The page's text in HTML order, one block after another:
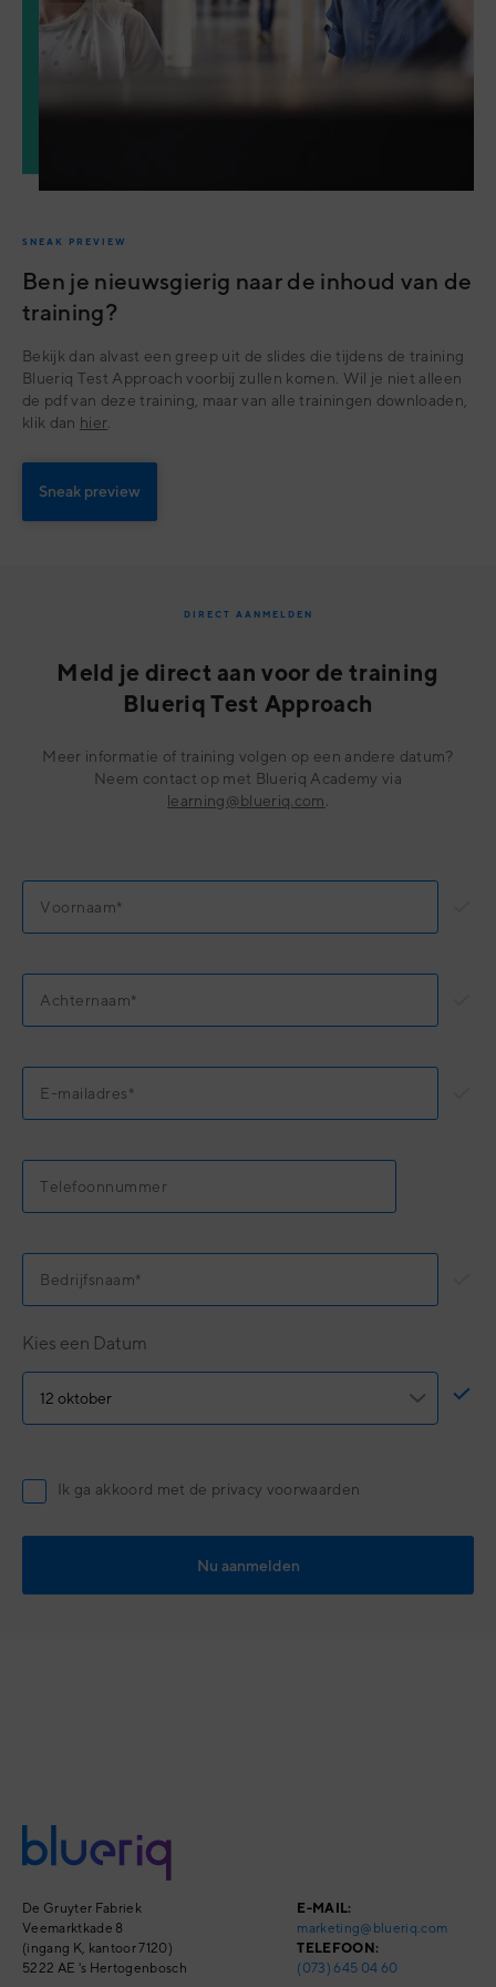
SNEAK PREVIEW
Ben je nieuwsgierig naar de inhoud van de
training?
Bekijk dan alvast een greep uit de slides die tijdens de training
Blueriq Test Approach voorbij zullen komen. Wil je niet alleen
de pdf van deze training, maar van alle trainingen downloaden,
klik dan hier
Sneak preview
DIRECT AANMELDEN
Meld je direct aan voor de training
Blueriq Test Approach
Meer informatie of training volgen op een andere datum?
Neem contact op met Blueriq Academy via
learning@blueriq.com
Kies een Datum
Ik ga akkoord met de privacy voorwaarden
De Gruyter Fabriek
Veemarktkade 8
(ingang K, kantoor 7120)
5222 AE 's Hertogenbosch
E-MAIL:
marketing@blueriq.com
TELEFOON:
(073) 645 04 60